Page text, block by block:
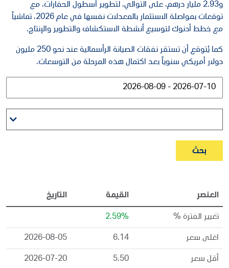
و2.93 مليار درهم، على التوالي، لتطوير أسطول الحفارات، مع
توقعات بمواصلة الاستثمار بالمعدلات نفسها في عام 2026، تماشياً
مع خطط أدنوك لتوسيع أنشطة الاستكشاف والتطوير والإنتاج.
كما يُتوقع أن تستقر نفقات الصيانة الرأسمالية عند نحو 250 مليون
دولار أمريكي سنوياً بعد اكتمال هذه المرحلة من التوسعات.
بحث
العنصر القيمة التاريخ
تغيير الفترة % 2.59%
اغلى سعر 6.14
2026-08-05
أقل سعر 5.50
2026-07-20